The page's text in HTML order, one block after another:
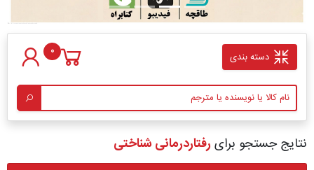
دسته بندی 0
نتایج جستجو برای رفتاردرمانی شناختی